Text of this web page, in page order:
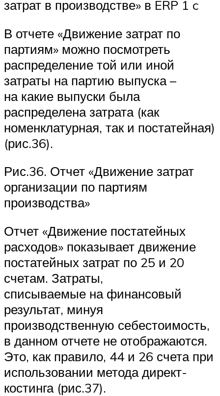
затрат в производстве» в ERP 1 c
В отчете «Движение затрат по
партиям» можно посмотреть
распределение той или иной
затраты на партию выпуска –
на какие выпуски была
распределена затрата (как
номенклатурная, так и постатейная)
(рис.36).
Рис.36. Отчет «Движение затрат
организации по партиям
производства»
Отчет «Движение постатейных
расходов» показывает движение
постатейных затрат по 25 и 20
счетам. Затраты,
списываемые на финансовый
результат, минуя
производственную себестоимость,
в данном отчете не отображаются.
Это, как правило, 44 и 26 счета при
использовании метода директ-
костинга (рис.37).